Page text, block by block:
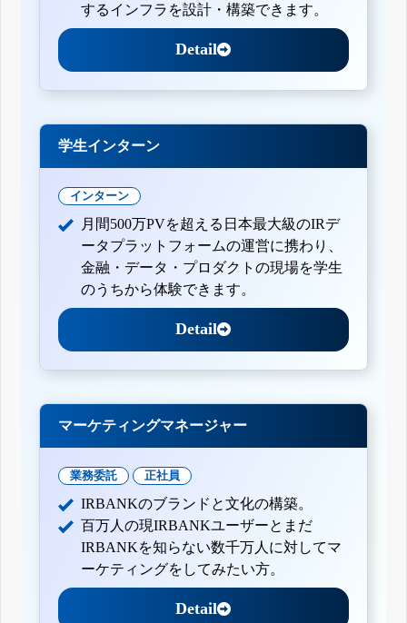
するインフラを設計・構築できます。
Detail
学生インターン
インターン
月間500万PVを超える日本最大級のIRデ
ータプラットフォームの運営に携わり、
金融・データ・プロダクトの現場を学生
のうちから体験できます。
Detail
マーケティングマネージャー
業務委託 正社員
IRBANKのブランドと文化の構築。
百万人の現IRBANKユーザーとまだ
IRBANKを知らない数千万人に対してマ
ーケティングをしてみたい方。
Detail